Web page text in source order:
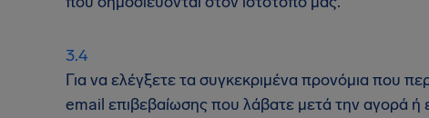
Για να ελέγξετε τα συγκεκριμένα προνόμια που
email επιβεβαίωσης που λάβατε μετά την αγορά